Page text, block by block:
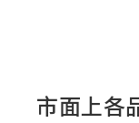
市面上各